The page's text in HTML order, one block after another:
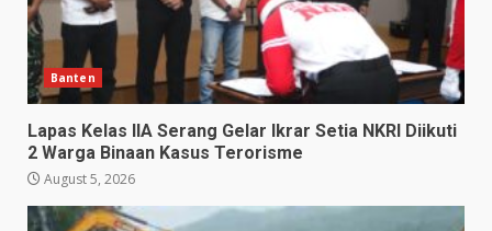
Banten
Lapas Kelas IIA Serang Gelar Ikrar Setia NKRI Diikuti
2 Warga Binaan Kasus Terorisme
August 5, 2026